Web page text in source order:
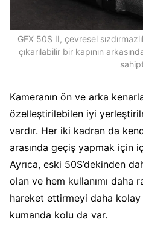
GFX 50S II, çevresel
çıkarılabilir bir kapının
Kameranın ön ve arka
özelleştirilebilen iyi
vardır. Her iki kadran da
arasında geçiş yapmak için
Ayrıca, eski 50S’dekinden
olan ve hem kullanımı daha
hareket ettirmeyi daha
kumanda kolu da var.